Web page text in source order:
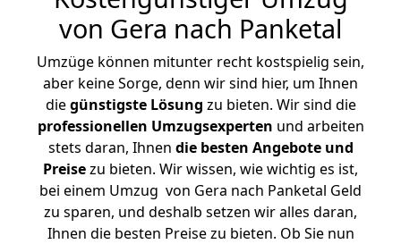
von Gera nach Panketal
Umzüge können mitunter recht kostspielig sein,
aber keine Sorge, denn wir sind hier, um Ihnen
diegünstigste Lösung zu bieten. Wir sind die
professionellen Umzugsexperten und arbeiten
stets daran, Ihnen die besten Angebote und
Preisezu bieten. Wir wissen, wie wichtig es ist,
bei einem Umzug von Gera nach Panketal Geld
zu sparen, und deshalb setzen wir alles daran,
Ihnen die besten Preise zu bieten. Ob Sie nun